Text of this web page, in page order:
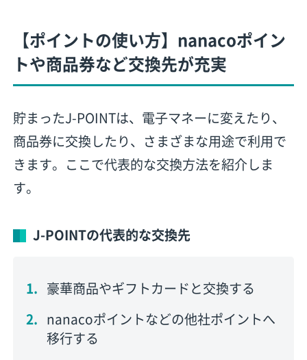
【ポイントの使い方】nanacoポイン
トや商品券など交換先が充実
貯まったJ-POINTは、電子マネーに変えたり、
商品券に交換したり、さまざまな用途で利用で
きます。ここで代表的な交換方法を紹介しま
す。
J-POINTの代表的な交換先
豪華商品やギフトカードと交換する
nanacoポイントなどの他社ポイントへ
移行する